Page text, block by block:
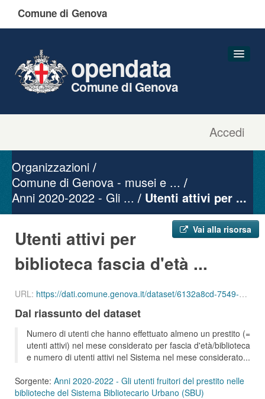
Comune di Genova
Accedi
opendata
Comune di Genova
Gruppi
Informazioni
Organizzazioni
Comune di Genova - musei e ...
Anni 2020-2022 - Gli ...
Utenti attivi per ...
Vai alla risorsa
Utenti attivi per
biblioteca fascia d'età ...
URL: https://dati.comune.genova.it/dataset/6132a8cd-7549-4c9d-8613-d075f5f547d2/resource/ae569e15-dc90-469c-bd67-c5abed7d5864/download/ute_attivi_fet_06_10_bib_sbu_01_202003.csv
Dal riassunto del dataset
Numero di utenti che hanno effettuato almeno un prestito (=
utenti attivi) nel mese considerato per fascia d'età/biblioteca
e numero di utenti attivi nel Sistema nel mese considerato...
Sorgente: Anni 2020-2022 - Gli utenti fruitori del prestito nelle
biblioteche del Sistema Bibliotecario Urbano (SBU)